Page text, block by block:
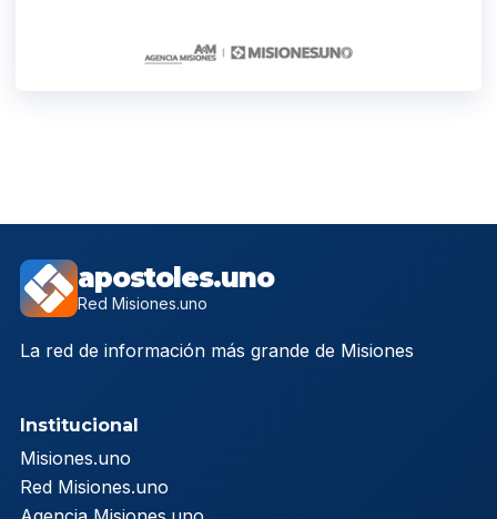
apostoles.uno
Red Misiones.uno
La red de información más grande de Misiones
Institucional
Misiones.uno
Red Misiones.uno